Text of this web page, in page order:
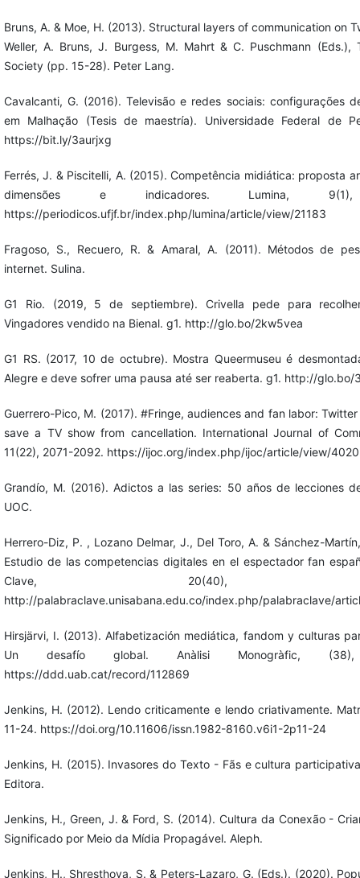
Bruns, A. & Moe, H. (2013). Structural layers of communication on
Weller, A. Bruns, J. Burgess, M. Mahrt & C. Puschmann (Eds.),
Society (pp. 15-28). Peter Lang.
Cavalcanti, G. (2016). Televisão e redes sociais: configurações
em Malhação (Tesis de maestría). Universidade Federal de
https://bit.ly/3aurjxg
Ferrés, J. & Piscitelli, A. (2015). Competência midiática: proposta
dimensões e indicadores. Lumina,
https://periodicos.ufjf.br/index.php/lumina/article/view/21183
Fragoso, S., Recuero, R. & Amaral, A. (2011). Métodos de
internet. Sulina.
G1 Rio. (2019, 5 de septiembre). Crivella pede para
Vingadores vendido na Bienal. g1. http://glo.bo/2kw5vea
G1 RS. (2017, 10 de octubre). Mostra Queermuseu é
Alegre e deve sofrer uma pausa até ser reaberta. g1. http://glo.bo/
Guerrero-Pico, M. (2017). #Fringe, audiences and fan labor:
save a TV show from cancellation. International Journal of
11(22), 2071-2092. https://ijoc.org/index.php/ijoc/article/view/4020
Grandío, M. (2016). Adictos a las series: 50 años de lecciones
UOC.
Herrero-Diz, P. , Lozano Delmar, J., Del Toro, A. & Sánchez-
Estudio de las competencias digitales en el espectador fan
Clave, 20(40), 17-
http://palabraclave.unisabana.edu.co/index.php/palabraclave/
Hirsjärvi, I. (2013). Alfabetización mediática, fandom y culturas
Un desafío global. Anàlisi Monogràfic,
https://ddd.uab.cat/record/112869
Jenkins, H. (2012). Lendo criticamente e lendo criativamente.
11-24. https://doi.org/10.11606/issn.1982-8160.v6i1-2p11-24
Jenkins, H. (2015). Invasores do Texto - Fãs e cultura
Editora.
Jenkins, H., Green, J. & Ford, S. (2014). Cultura da Conexão -
Significado por Meio da Mídia Propagável. Aleph.
Jenkins, H., Shresthova, S. & Peters-Lazaro, G. (Eds.). (2020).